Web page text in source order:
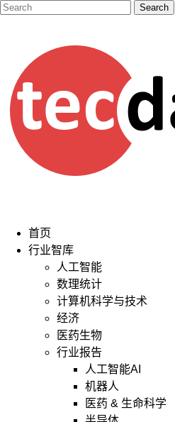
首页
行业智库
人工智能
数理统计
计算机科学与技术
经济
医药生物
行业报告
人工智能AI
机器人
医药 & 生命科学